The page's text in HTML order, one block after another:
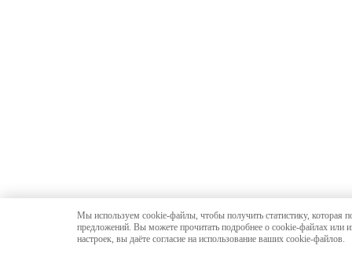
Мы используем cookie-файлы, чтобы получить статистику, которая
предложений. Вы можете прочитать подробнее о cookie-файлах или
настроек, вы даёте согласие на использование ваших cookie-файлов.